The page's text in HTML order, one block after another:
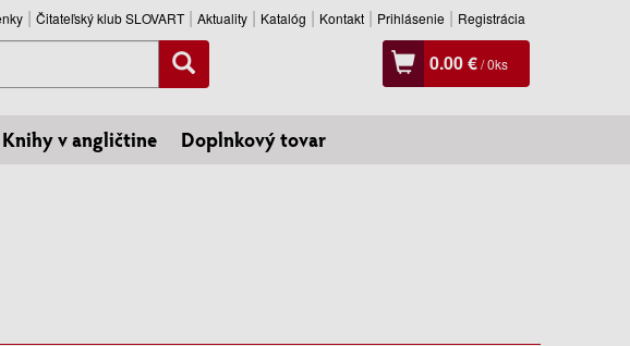
Čitateľský klub SLOVART Aktuality Katalóg Kontakt Prihlásenie Registrácia
0.00 €/0ks
Knihy v angličtine Doplnkový tovar